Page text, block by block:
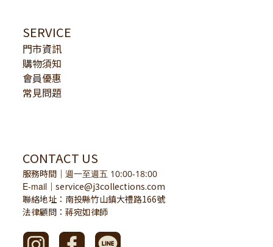
SERVICE
門市資訊
購物須知
會員優惠
常見問題
CONTACT US
服務時間 ｜ 週一至週五 10:00-18:00
E-mail ｜ service@j3collections.com
聯絡地址：南投縣竹山鎮大禮路166號
法律顧問：蔣宛如律師